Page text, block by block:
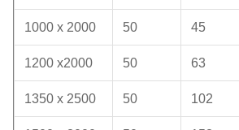
1000 x 2000 50 45
1200 x2000 50 63
1350 x 2500 50 102